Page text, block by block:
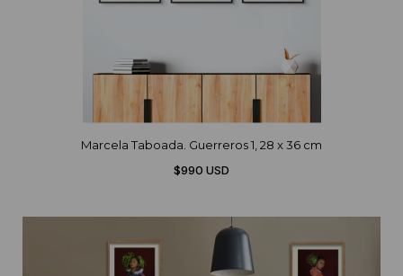
Marcela Taboada. Guerreros 1, 28 x 36 cm
$990 USD